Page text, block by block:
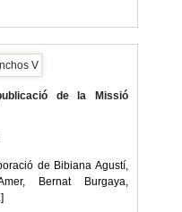
de la Missió
de Bibiana Agustí,
Bernat Burgaya,